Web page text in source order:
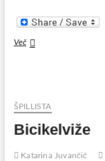
VečDvajset
…
ŠPILLISTA
Bicikelviže
Katarina Juvančič